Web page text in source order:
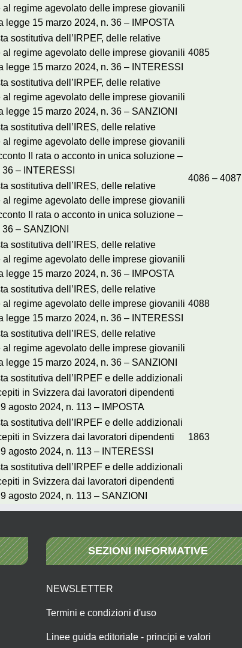
regime agevolato delle imprese giovanili
legge 15 marzo 2024, n. 36 – IMPOSTA
4085
sostitutiva dell’IRPEF, delle relative
regime agevolato delle imprese giovanili
legge 15 marzo 2024, n. 36 – INTERESSI
sostitutiva dell’IRPEF, delle relative
regime agevolato delle imprese giovanili
legge 15 marzo 2024, n. 36 – SANZIONI
sostitutiva dell’IRES, delle relative
regime agevolato delle imprese giovanili
II rata o acconto in unica soluzione –
– INTERESSI
4086 – 4087
sostitutiva dell’IRES, delle relative
regime agevolato delle imprese giovanili
II rata o acconto in unica soluzione –
– SANZIONI
sostitutiva dell’IRES, delle relative
regime agevolato delle imprese giovanili
legge 15 marzo 2024, n. 36 – IMPOSTA
4088
sostitutiva dell’IRES, delle relative
regime agevolato delle imprese giovanili
legge 15 marzo 2024, n. 36 – INTERESSI
sostitutiva dell’IRES, delle relative
regime agevolato delle imprese giovanili
legge 15 marzo 2024, n. 36 – SANZIONI
sostitutiva dell’IRPEF e delle addizionali
in Svizzera dai lavoratori dipendenti
agosto 2024, n. 113 – IMPOSTA
1863
sostitutiva dell’IRPEF e delle addizionali
in Svizzera dai lavoratori dipendenti
agosto 2024, n. 113 – INTERESSI
sostitutiva dell’IRPEF e delle addizionali
in Svizzera dai lavoratori dipendenti
agosto 2024, n. 113 – SANZIONI
SEZIONI INFORMATIVE
NEWSLETTER
Termini e condizioni d'uso
Linee guida editoriale - principi e valori